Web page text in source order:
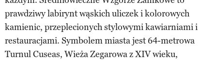
prawdziwy labirynt wąskich uliczek i kolorowych
kamienic, przeplecionych stylowymi kawiarniami i
restauracjami. Symbolem miasta jest 64-metrowa
Turnul Cuseas, Wieża Zegarowa z XIV wieku,